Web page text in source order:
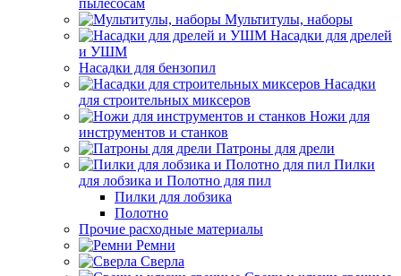
пылесосам
Мультитулы, наборы
Насадки для дрелей
и УШМ
Насадки для бензопил
Насадки
для строительных миксеров
Ножи для
инструментов и станков
Патроны для дрели
Пилки
для лобзика и Полотно для пил
Пилки для лобзика
Полотно
Прочие расходные материалы
Ремни
Сверла